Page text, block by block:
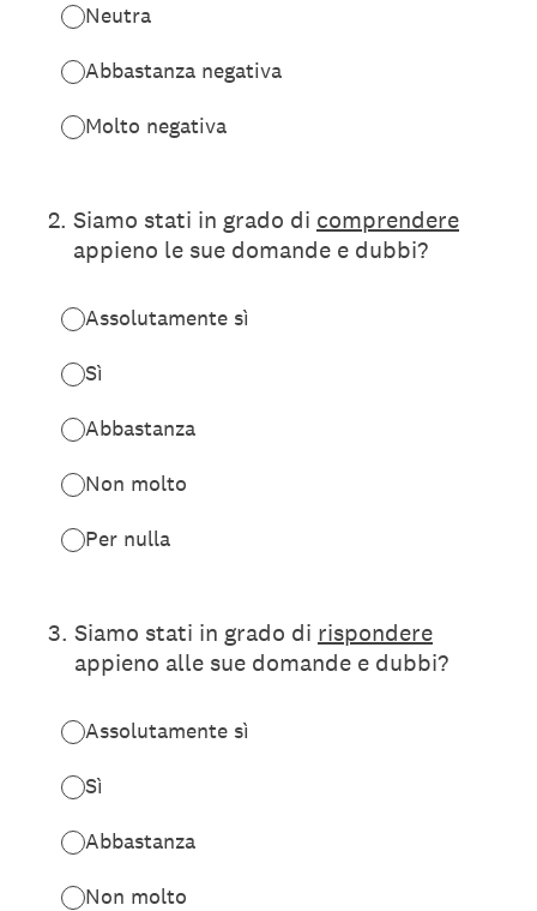
Neutra
Abbastanza negativa
Molto negativa
2. Siamo stati in grado di comprendere
appieno le sue domande e dubbi?
Assolutamente sì
Sì
Abbastanza
Non molto
Per nulla
3. Siamo stati in grado di rispondere
appieno alle sue domande e dubbi?
Assolutamente sì
Sì
Abbastanza
Non molto